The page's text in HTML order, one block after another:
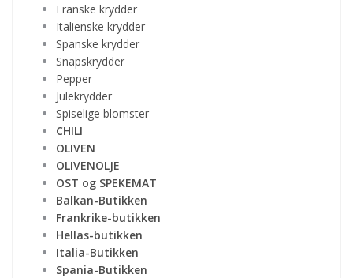
Franske krydder
Italienske krydder
Spanske krydder
Snapskrydder
Pepper
Julekrydder
Spiselige blomster
CHILI
OLIVEN
OLIVENOLJE
OST og SPEKEMAT
Balkan-Butikken
Frankrike-butikken
Hellas-butikken
Italia-Butikken
Spania-Butikken